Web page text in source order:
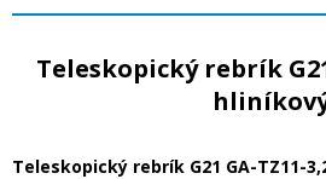
Teleskopický rebrík
Teleskopický rebrík G21 GA-TZ11-